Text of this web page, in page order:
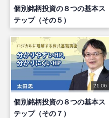
個別銘柄投資の８つの基本ス
テップ（その５）
21:06
個別銘柄投資の８つの基本ス
テップ（その７）